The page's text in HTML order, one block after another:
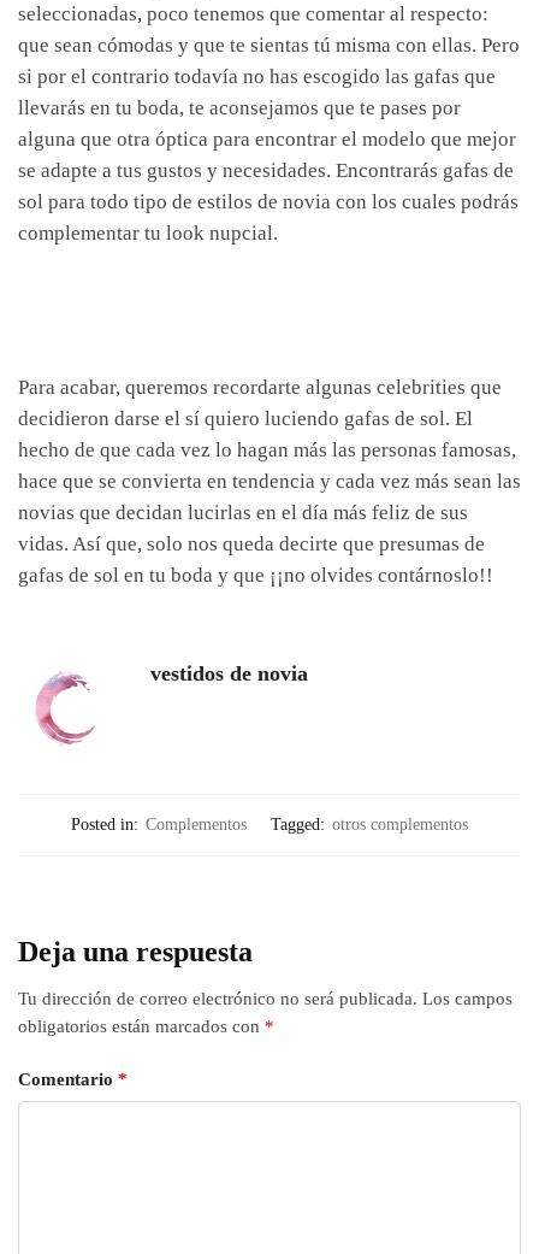
seleccionadas, poco tenemos que comentar al respecto:
que sean cómodas y que te sientas tú misma con ellas. Pero
si por el contrario todavía no has escogido las gafas que
llevarás en tu boda, te aconsejamos que te pases por
alguna que otra óptica para encontrar el modelo que mejor
se adapte a tus gustos y necesidades. Encontrarás gafas de
sol para todo tipo de estilos de novia con los cuales podrás
complementar tu look nupcial.
Para acabar, queremos recordarte algunas celebrities que
decidieron darse el sí quiero luciendo gafas de sol. El
hecho de que cada vez lo hagan más las personas famosas,
hace que se convierta en tendencia y cada vez más sean las
novias que decidan lucirlas en el día más feliz de sus
vidas. Así que, solo nos queda decirte que presumas de
gafas de sol en tu boda y que ¡¡no olvides contárnoslo!!
vestidos de novia
Posted in: Complementos Tagged: otros complementos
Deja una respuesta
Tu dirección de correo electrónico no será publicada. Los campos
obligatorios están marcados con *
Comentario *